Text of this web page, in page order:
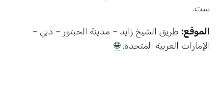
ست.
الموقع: طريق الشيخ زايد – مدينة الحبتور – دبي –
الإمارات العربية المتحدة.🌐